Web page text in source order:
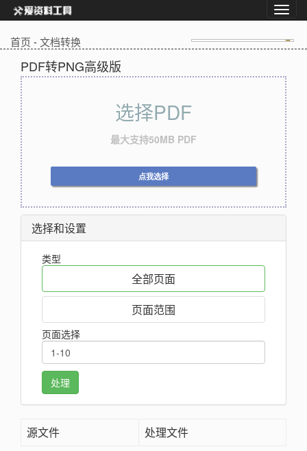
首页 -文档转换
PDF转PNG高级版
选择PDF
最大支持50MB PDF
点我选择
选择和设置
类型
全部页面
页面范围
页面选择
处理
源文件 处理文件